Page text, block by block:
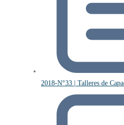
2018-N°33 | Talleres de